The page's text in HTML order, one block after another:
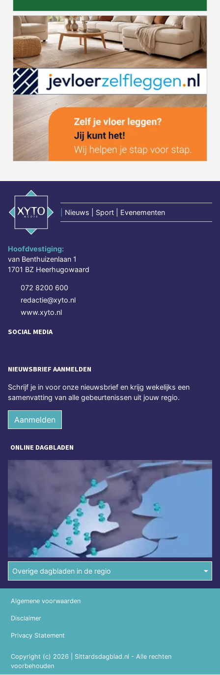
Nieuws | Sport | Evenementen
Hoofdvestiging:
van Benthuizenlaan 1
1701 BZ Heerhugowaard
072 8200 600
redactie@xyto.nl
www.xyto.nl
SOCIAL MEDIA
NIEUWSBRIEF AANMELDEN
Schrijf je in voor onze nieuwsbrief en krijg wekelijks een
samenvatting van alle gebeurtenissen uit jouw regio.
Aanmelden
ONLINE DAGBLADEN
Overige dagbladen in de regio
Copyright (c) 2026 | Sittardsdagblad.nl - Alle rechten
voorbehouden
Algemene voorwaarden
Disclaimer
Privacy Statement